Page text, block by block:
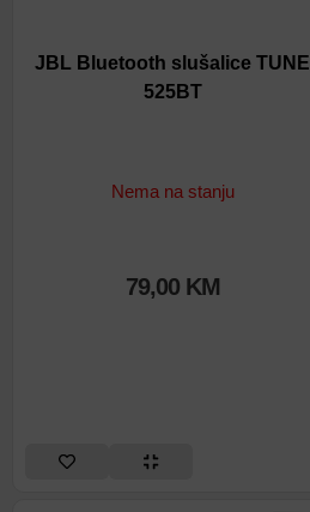
JBL Bluetooth slušalice TUNE
525BT
Nema na stanju
79,00 KM